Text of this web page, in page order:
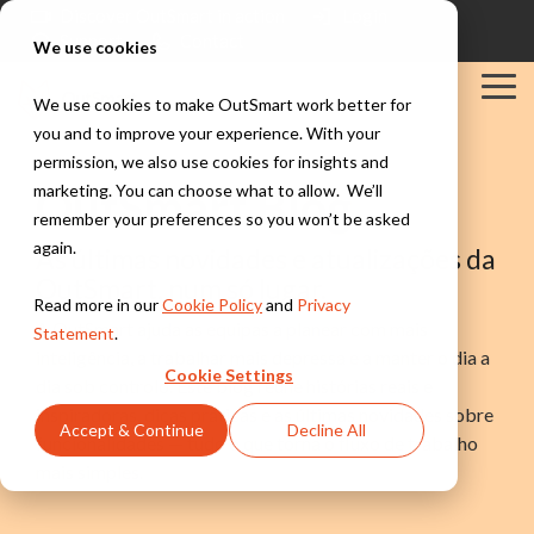
We use cookies
We use cookies to make OutSmart work better for
you and to improve your experience. With your
permission, we also use cookies for insights and
marketing. You can choose what to allow. We’ll
remember your preferences so you won’t be asked
again.
Read more in ourCookie Policyand Privacy
Statement.
Cookie Settings
Accept & Continue Decline All
Skip
content.
Solutions
Digital work
order
always within
reach
Stay in control of
your maintenance
schedule
Explore all solutions
Industries
Installation &
scheduling, and
maintenance
installation teams
Construction &
Project
Explore all industries
Integrations
Exact
TOPdesk
PowerBI
Teamleader
OutSmart Blog
As últimas novidades e atualizações da
A OutSmart ajuda as equipas a planear com mais
inteligência, a trabalhar mais depressa e a manter o dia a
dia sob controlo. Este blog reúne histórias reais e
inspiradoras, dicas práticas e as últimas novidades sobre
funcionalidades — tudo o que torna o fluxo de trabalho